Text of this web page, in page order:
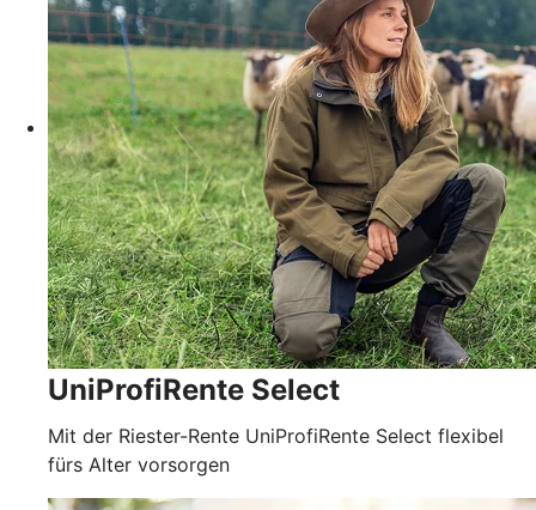
UniProfiRente Select
Mit der Riester-Rente UniProfiRente Select flexibel
fürs Alter vorsorgen